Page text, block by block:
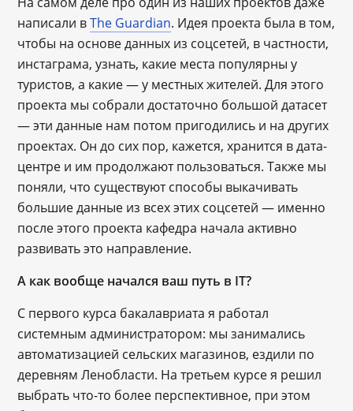
написали вThe Guardian. Идея проекта была в том,
чтобы на основе данных из соцсетей, в частности,
инстаграма, узнать, какие места популярны у
туристов, а какие — у местных жителей. Для этого
проекта мы собрали достаточно большой датасет
— эти данные нам потом пригодились и на других
проектах. Он до сих пор, кажется, хранится в дата-
центре и им продолжают пользоваться. Также мы
поняли, что существуют способы выкачивать
большие данные из всех этих соцсетей — именно
после этого проекта кафедра начала активно
развивать это направление.
А как вообще начался ваш путь в IT?
С первого курса бакалавриата я работал
системным администратором: мы занимались
автоматизацией сельских магазинов, ездили по
деревням Ленобласти. На третьем курсе я решил
выбрать что-то более перспективное, при этом